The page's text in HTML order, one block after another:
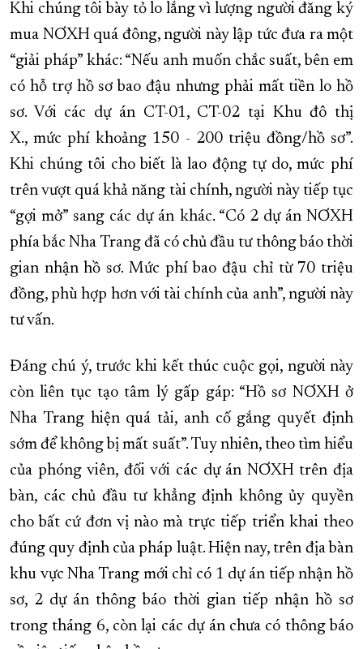
Khi chúng tôi bày tỏ lo lắng vì lượng người đăng ký
mua NƠXH quá đông, người này lập tức đưa ra một
“giải pháp” khác: “Nếu anh muốn chắc suất, bên em
có hỗ trợ hồ sơ bao đậu nhưng phải mất tiền lo hồ
sơ. Với các dự ánCT-01, CT-02 tại Khu đô thị
X., mức phí khoảng 150 - 200 triệu đồng/hồ sơ”.
Khi chúng tôi cho biết là lao động tự do, mức phí
trên vượt quá khả năng tài chính, người này tiếp tục
“gợi mở” sang các dự án khác. “Có 2 dự án NƠXH
phía bắc Nha Trang đã có chủ đầu tư thông báo thời
gian nhận hồ sơ. Mức phí bao đậu chỉ từ 70 triệu
đồng, phù hợp hơn với tài chính của anh”, người này
tư vấn.
Đáng chú ý, trước khi kết thúc cuộc gọi, người này
còn liên tục tạo tâm lý gấp gáp: “Hồ sơ NƠXH ở
Nha Trang hiện quá tải, anh cố gắng quyết định
sớm để không bị mất suất”. Tuy nhiên, theo tìm hiểu
của phóng viên, đối với các dự án NƠXH trên địa
bàn, các chủ đầu tư khẳng định không ủy quyền
cho bất cứ đơn vị nào mà trực tiếp triển khai theo
đúng quy định của pháp luật. Hiện nay, trên địa bàn
khu vực Nha Trang mới chỉ có 1 dự án tiếp nhận hồ
sơ, 2 dự án thông báo thời gian tiếp nhận hồ sơ
trong tháng 6, còn lại các dự án chưa có thông báo